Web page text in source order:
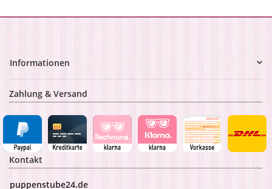
Informationen
Zahlung & Versand
Kontakt
puppenstube24.de